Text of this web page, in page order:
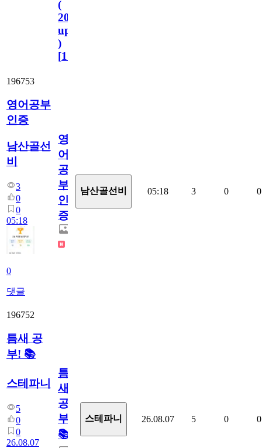
(
2023.11.1
update
)
[110
196753
영어공부
인증
남산골선
비
3
0
0
05:18
0
댓글
영
어
공
부
인
증
남산골선비 05:18 3 0 0
196752
틈새 공
부! 📚
스테파니
5
0
0
26.08.07
틈
새
공
부!
📚
스테파니 26.08.07 5 0 0